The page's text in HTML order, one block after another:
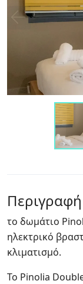
Περιγραφή
το δωμάτιο
ηλεκτρικό
κλιματισμό.
Το Pinolia